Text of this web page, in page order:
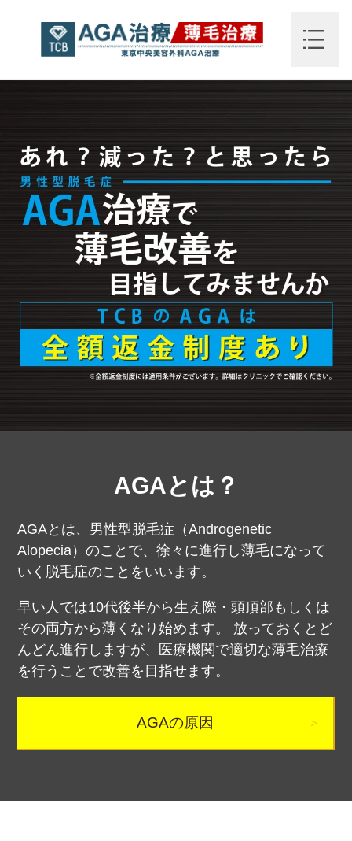
AGAとは？
AGAとは、男性型脱毛症（Androgenetic
Alopecia）のことで、徐々に進行し薄毛になって
いく脱毛症のことをいいます。
早い人では10代後半から生え際・頭頂部もしくは
その両方から薄くなり始めます。
放っておくとど
んどん進行しますが、医療機関で適切な薄毛治療
を行うことで改善を目指せます。
AGAの原因